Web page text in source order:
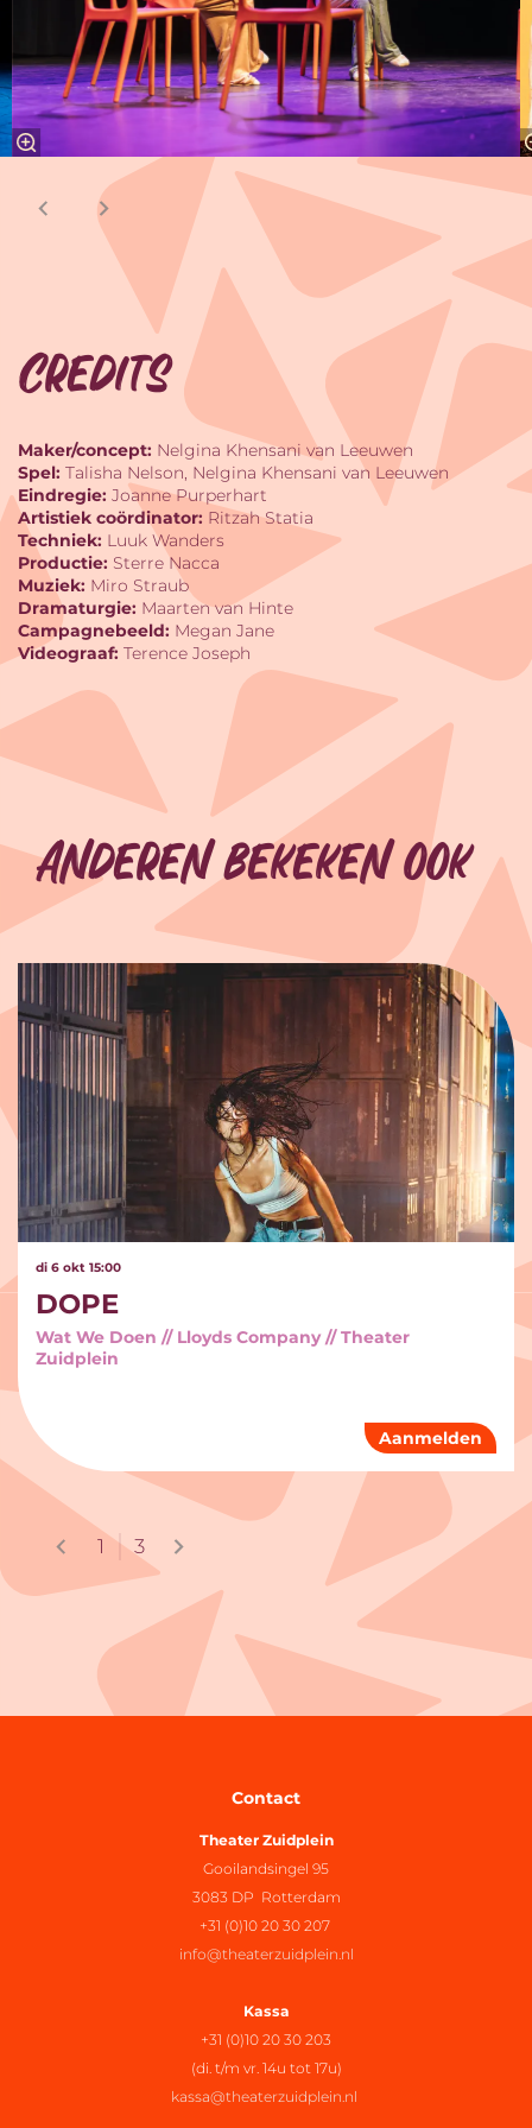
Credits
Maker/concept: Nelgina Khensani van Leeuwen
Spel: Talisha Nelson, Nelgina Khensani van Leeuwen
Eindregie: Joanne Purperhart
Artistiek coördinator: Ritzah Statia
Techniek: Luuk Wanders
Productie: Sterre Nacca
Muziek: Miro Straub
Dramaturgie: Maarten van Hinte
Campagnebeeld: Megan Jane
Videograaf: Terence Joseph
Anderen bekeken ook
DOPE
Wat We Doen // Lloyds Company // Theater
Zuidplein
di 6 okt 15:00
Aanmelden
1 3
Contact
Theater Zuidplein
Gooilandsingel 95
3083 DP Rotterdam
+31 (0)10 20 30 207
info@theaterzuidplein.nl
Kassa
+31 (0)10 20 30 203
(di. t/m vr. 14u tot 17u)
kassa@theaterzuidplein.nl